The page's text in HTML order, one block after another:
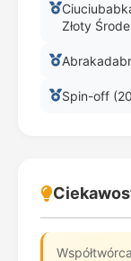
Złoty
Spin-off